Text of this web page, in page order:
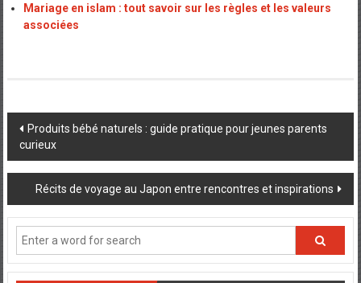
Mariage en islam : tout savoir sur les règles et les valeurs
associées
Post
navigation
Produits bébé naturels : guide pratique pour jeunes parents
curieux
Récits de voyage au Japon entre rencontres et inspirations